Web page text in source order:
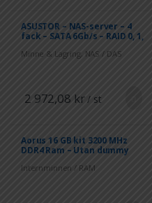
Minne & Lagring, NAS / DAS
ASUSTOR – NAS-server – 4
fack – SATA 6Gb/s – RAID 0, 1,
2 972,08 kr / st
Internminnen / RAM
Aorus 16 GB kit 3200 MHz
DDR4 Ram – Utan dummy